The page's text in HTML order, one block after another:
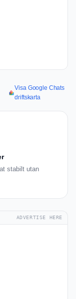
Visa Google Chats
driftskarta
stabilt utan
ADVERTISE HERE